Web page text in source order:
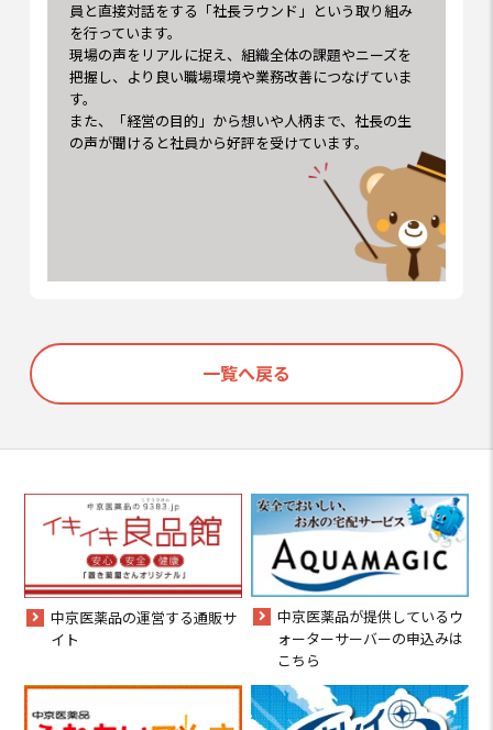
員と直接対話をする「社長ラウンド」という取り組み
を行っています。
現場の声をリアルに捉え、組織全体の課題やニーズを
把握し、より良い職場環境や業務改善につなげていま
す。
また、「経営の目的」から想いや人柄まで、社長の生
の声が聞けると社員から好評を受けています。
一覧へ戻る
中京医薬品の運営する通販サ
イト
中京医薬品が提供しているウ
ォーターサーバーの申込みは
こちら